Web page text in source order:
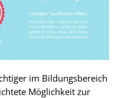
im Bildungsbereich
Möglichkeit zur